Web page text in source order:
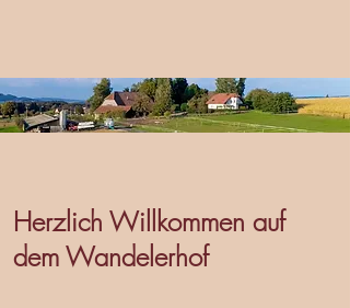
Herzlich Willkommen auf
dem Wandelerhof